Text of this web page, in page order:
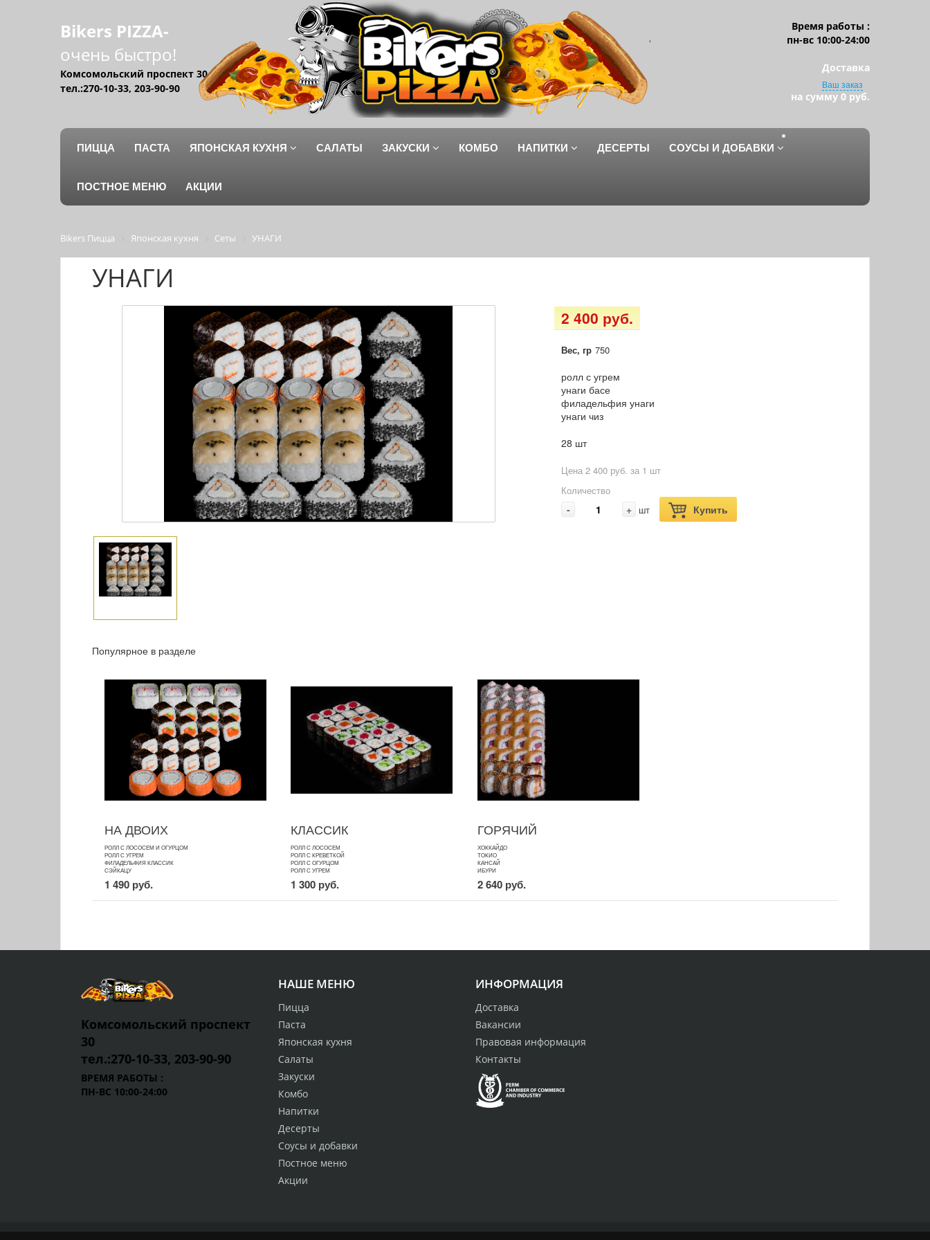
Bikers PIZZA-
очень быстро!
Комсомольский проспект 30
тел.:270-10-33, 203-90-90
Время работы :
пн-вс 10:00-24:00
Доставка
Ваш заказ
на сумму 0 руб.
ПИЦЦА ПАСТА ЯПОНСКАЯ КУХНЯ САЛАТЫ ЗАКУСКИ КОМБО НАПИТКИ ДЕСЕРТЫ СОУСЫ И ДОБАВКИ
ПОСТНОЕ МЕНЮ АКЦИИ
Bikers Пицца Японская кухня Сеты УНАГИ
УНАГИ
2 400 руб.
Вес, гр 750
ролл с угрем
унаги басе
филадельфия унаги
унаги чиз
28 шт
Цена 2 400 руб. за 1 шт
Количество
- + шт Купить
Популярное в разделе
НА ДВОИХ
РОЛЛ С ЛОСОСЕМ И ОГУРЦОМ
РОЛЛ С УГРЕМ
ФИЛАДЕЛЬФИЯ КЛАССИК
СЭЙКАЦУ
1 490 руб.
КЛАССИК
РОЛЛ С ЛОСОСЕМ
РОЛЛ С КРЕВЕТКОЙ
РОЛЛ С ОГУРЦОМ
РОЛЛ С УГРЕМ
1 300 руб.
ГОРЯЧИЙ
ХОККАЙДО
ТОКИО
КАНСАЙ
ИБУРИ
2 640 руб.
ИНФОРМАЦИЯ
Доставка
Вакансии
Правовая информация
Контакты
НАШЕ МЕНЮ
Пицца
Паста
Японская кухня
Салаты
Закуски
Комбо
Напитки
Десерты
Соусы и добавки
Постное меню
Акции
Комсомольский проспект
30
тел.:270-10-33, 203-90-90
ВРЕМЯ РАБОТЫ :
ПН-ВС 10:00-24:00